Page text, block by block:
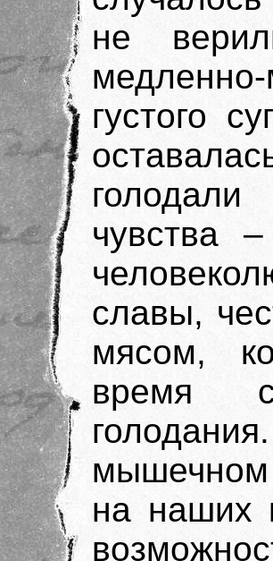
не
густого
чувства
славы,
мясом,
время
на наших